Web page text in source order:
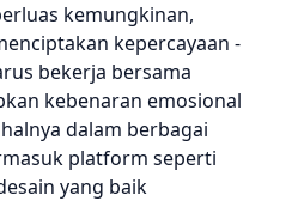
kemungkinan,
kepercayaan -
bekerja bersama
kebenaran emosional
dalam berbagai
platform seperti
yang baik